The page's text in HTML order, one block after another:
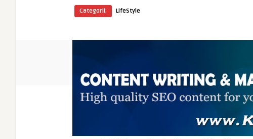
Categorii: LifeStyle